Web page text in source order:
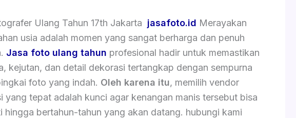
Ulang Tahun 17th Jakarta jasafoto.id Merayakan
usia adalah momen yang sangat berharga dan penuh
Jasa foto ulang tahun profesional hadir untuk memastikan
kejutan, dan detail dekorasi tertangkap dengan sempurna
foto yang indah. Oleh karena itu, memilih vendor
yang tepat adalah kunci agar kenangan manis tersebut bisa
hingga bertahun-tahun yang akan datang. hubungi kami